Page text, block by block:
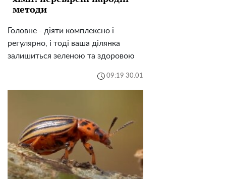
методи
Головне - діяти комплексно і
регулярно, і тоді ваша ділянка
залишиться зеленою та здоровою
09:19 30.01